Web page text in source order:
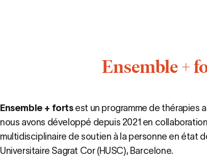
Ensemble +
Ensemble + fortsest un programme de thérapies
nous avons développé depuis 2021 en
multidisciplinaire de soutien à la personne en état
Universitaire Sagrat Cor (HUSC), Barcelone.